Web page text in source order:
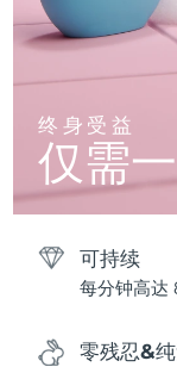
终身受益
仅需
可持续
每分钟高达
零残忍&